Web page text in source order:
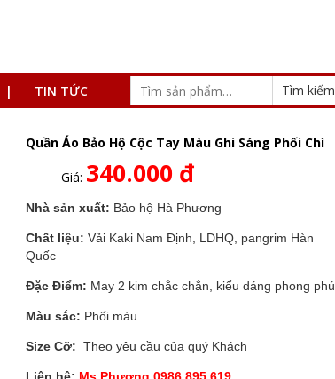
TIN TỨC
Quần Áo Bảo Hộ Cộc Tay Màu Ghi Sáng Phối Chì
Giá: 340.000 đ
Nhà sản xuất: Bảo hộ Hà Phương
Chất liệu: Vải Kaki Nam Định, LDHQ, pangrim Hàn
Quốc
Đặc Điểm: May 2 kim chắc chắn, kiểu dáng phong phú
Màu sắc: Phối màu
Size Cỡ: Theo yêu cầu của quý Khách